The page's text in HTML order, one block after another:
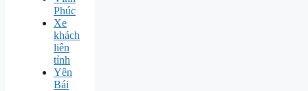
Phúc
Xe
khách
liên
tỉnh
Yên
Bái